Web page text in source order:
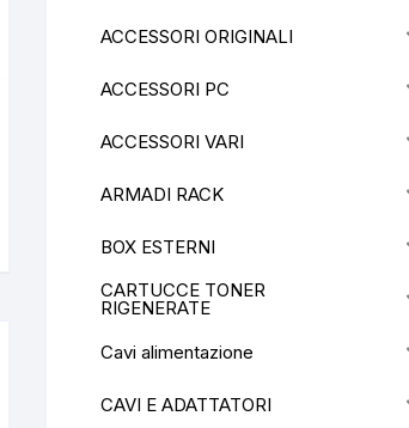
ACCESSORI ORIGINALI
ACCESSORI PC
ACCESSORI VARI
ARMADI RACK
BOX ESTERNI
CARTUCCE TONER
RIGENERATE
Cavi alimentazione
CAVI E ADATTATORI